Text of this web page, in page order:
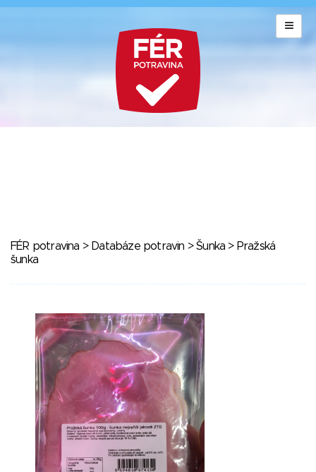
FÉR potravina > Databáze potravin >Šunka > Pražská
šunka